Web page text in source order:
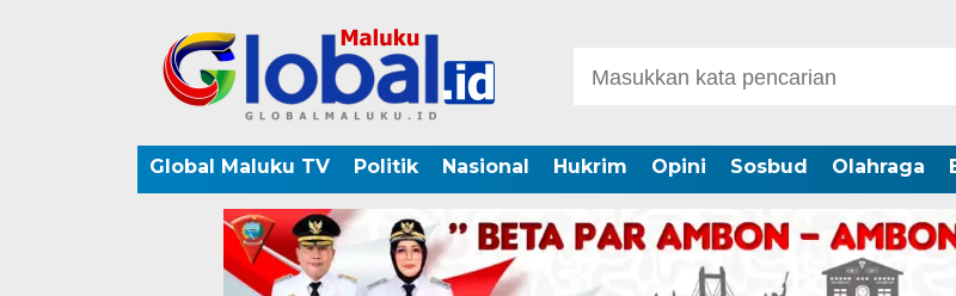
Global Maluku TV Politik Nasional Hukrim Opini Sosbud Olahraga